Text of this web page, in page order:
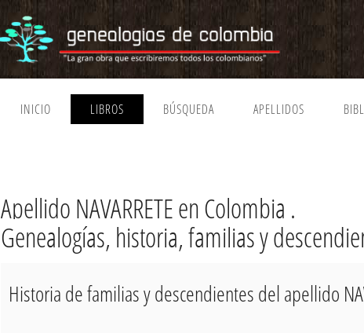
INICIO LIBROS BÚSQUEDA APELLIDOS
Apellido NAVARRETE en Colombia .
Genealogías, historia, familias y
Historia de familias y descendientes del apellido